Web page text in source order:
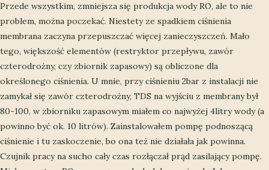
Przede wszystkim, zmniejsza się produkcja wody RO, ale to nie
problem, można poczekać. Niestety ze spadkiem ciśnienia
membrana zaczyna przepuszczać więcej zanieczyszczeń. Mało
tego, większość elementów (restryktor przepływu, zawór
czterodrożny, czy zbiornik zapasowy) są obliczone dla
określonego ciśnienia. U mnie, przy ciśnieniu 2bar z instalacji nie
zamykał się zawór czterodrożny, TDS na wyjściu z membrany był
80-100, w zbiorniku zapasowym miałem co najwyżej 4litry wody (a
powinno być ok. 10 litrów). Zainstalowałem pompę podnoszącą
ciśnienie i tu zaskoczenie, bo ona też nie działała jak powinna.
Czujnik pracy na sucho cały czas rozłączał prąd zasilający pompę.